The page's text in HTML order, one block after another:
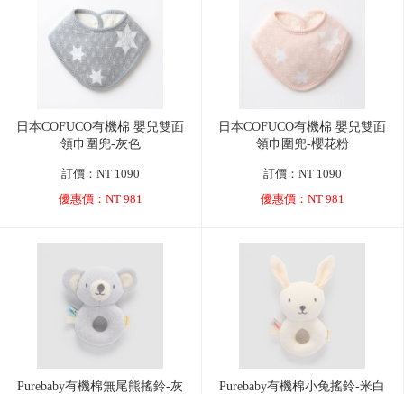
日本COFUCO有機棉 嬰兒雙面
領巾圍兜-灰色
訂價：NT 1090
優惠價：NT 981
日本COFUCO有機棉 嬰兒雙面
領巾圍兜-櫻花粉
訂價：NT 1090
優惠價：NT 981
Purebaby有機棉無尾熊搖鈴-灰
Purebaby有機棉小兔搖鈴-米白